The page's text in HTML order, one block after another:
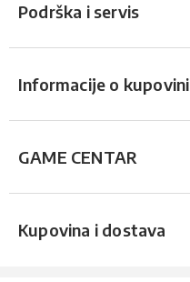
Podrška i servis
Informacije o kupovini
GAME CENTAR
Kupovina i dostava